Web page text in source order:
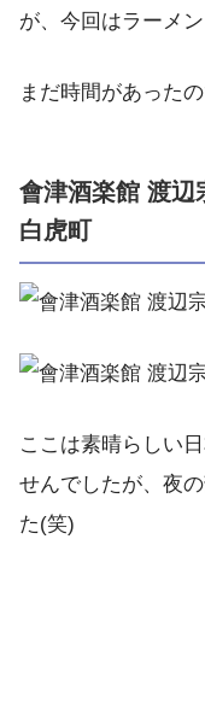
が、今回はラーメ
まだ時間があった
會津酒楽館 渡辺
白虎町
ここは素晴らしい
せんでしたが、夜
た(笑)